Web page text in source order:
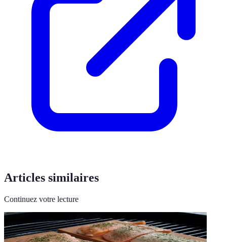
Articles similaires
Continuez votre lecture